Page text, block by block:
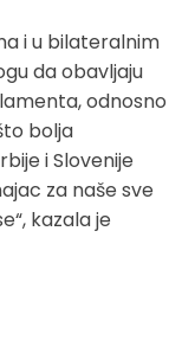
i u bilateralnim
da obavljaju
odnosno
bolja
i Slovenije
za naše sve
kazala je